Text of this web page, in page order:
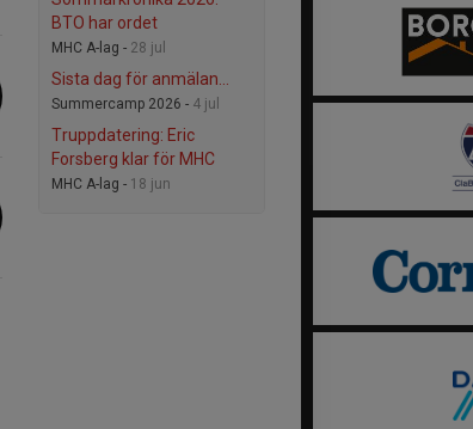
BTO har ordet
MHC A-lag - 28 jul
Sista dag för anmälan…
Summercamp 2026 - 4 jul
Truppdatering: Eric
Forsberg klar för MHC
MHC A-lag - 18 jun